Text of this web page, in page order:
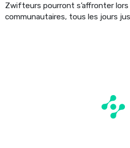
Zwifteurs pourront s’affronter
communautaires, tous les jours